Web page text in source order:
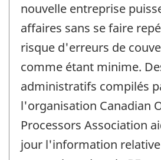
nouvelle entreprise
affaires sans se faire
risque d'erreurs de
comme étant minime.
administratifs compilés
l'organisation Canadian
Processors Association
jour l'information